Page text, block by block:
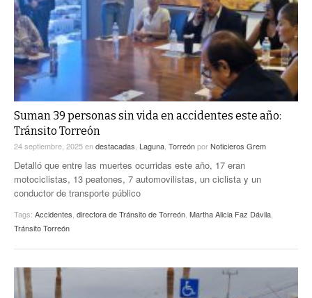
Suman 39 personas sin vida en accidentes este año:
Tránsito Torreón
24 septiembre, 2025endestacadas Laguna TorreónporNoticieros Grem
Detalló que entre las muertes ocurridas este año, 17 eran
motociclistas, 13 peatones, 7 automovilistas, un ciclista y un
conductor de transporte público
Tags: Accidentes directora de Tránsito de Torreón Martha Alicia Faz Dávila
Tránsito Torreón